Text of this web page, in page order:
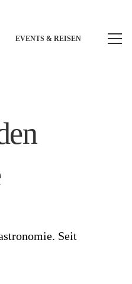
EVENTS & REISEN
Seit